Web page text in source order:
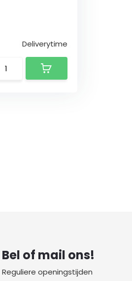
Deliverytime
Bel of mail ons!
Reguliere openingstijden